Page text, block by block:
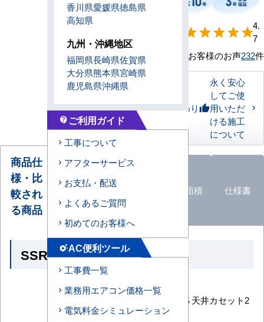
度
starstarstarstarstar
4.
7
お客様のお声232件
私たちのこだわりthumb_up
永く安心
してご使
用いただ
ける施工
について
商品仕
様・比
較され
る商品
オプショ
ン品
一覧
エアコン
形状
適応面積 仕様書
SSRG40CNV の商品仕様
メーカー
ダイキン
シリーズ
FIVE STAR ZEAS 天井カセット2
方向
香川県愛媛県徳島県
高知県
九州・沖縄地区
福岡県長崎県佐賀県
大分県熊本県宮崎県
鹿児島県沖縄県
contact_support ご利用ガイド
工事について
アフターサービス
お支払・配送
よくあるご質問
初めてのお客様へ
settings_suggestAC便利ツール
工事費一覧
業務用エアコン価格一覧
電気料金シミュレーション